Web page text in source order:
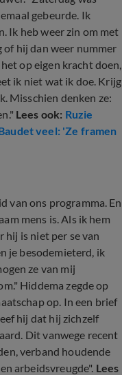
gebeurde. Ik
Ik heb weer zin om met
of hij dan weer nummer
op eigen kracht doen,
ik niet wat ik doe. Krijg
Misschien denken ze:
Lees ook: Ruzie
veel: 'Ze framen
van ons programma. En
mens is. Als ik hem
hij is niet per se van
je besodemieterd, ik
ze van mij
Hiddema zegde op
op. In een brief
hij dat hij zichzelf
Dit vanwege recent
verband houdende
arbeidsvreugde". Lees